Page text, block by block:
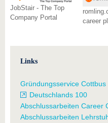
JobStair - The Top
Company Portal
career
Links
Gründungsservice Cottbus
Deutschlands 100
Abschlussarbeiten Career
Abschlussarbeiten